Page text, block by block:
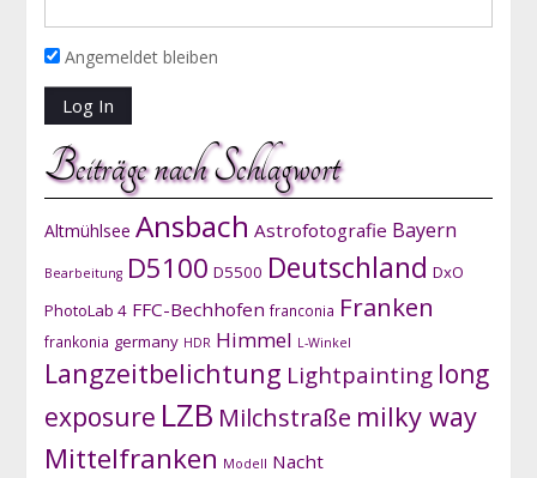
Angemeldet bleiben
Beiträge nach Schlagwort
Altmühlsee Ansbach Astrofotografie Bayern
Bearbeitung D5100 D5500 Deutschland DxO
PhotoLab 4 FFC-Bechhofen franconia Franken
frankonia germany HDR Himmel L-Winkel
Langzeitbelichtung Lightpainting long
exposure LZB Milchstraße milky way
Mittelfranken Modell Nacht